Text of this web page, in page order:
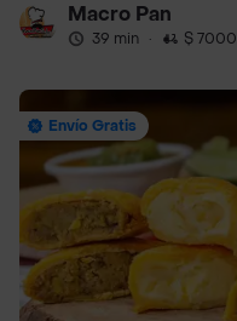
Macro Pan
39 min · $ 7000
Envío Gratis